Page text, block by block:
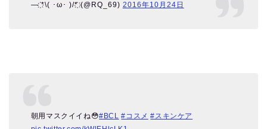
— ҉*\( ･ω･ )/*҉ (@RQ_69) 2016年10月24日
朝用マスクイイね😳#BCL #コスメ #スキンケア